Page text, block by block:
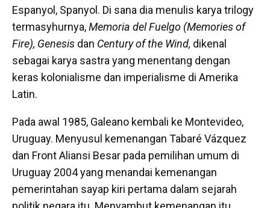
Espanyol, Spanyol. Di sana dia menulis karya trilogy
termasyhurnya,Memoria del Fuelgo (Memories of
Fire), Genesis dan Century of the Wind, dikenal
sebagai karya sastra yang menentang dengan
keras kolonialisme dan imperialisme di Amerika
Latin.
Pada awal 1985, Galeano kembali ke Montevideo,
Uruguay. Menyusul kemenangan Tabaré Vázquez
dan Front Aliansi Besar pada pemilihan umum di
Uruguay 2004 yang menandai kemenangan
pemerintahan sayap kiri pertama dalam sejarah